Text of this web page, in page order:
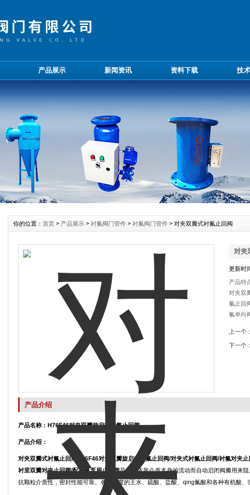
产品展示 新闻资讯 资料下载 技
你的位置： 首页 > 产品展示 > 衬氟阀门管件 > 衬氟阀门管件 > 对夹双瓣式衬氟止回阀
对夹
更新时
产品特
对夹双
氟止回
氟单向
良好的
腐蚀介
上一个：
下一个：
产品介绍
产品名称：H76F46对夹双瓣旋启式衬氟止回阀
产品介绍：
对夹双瓣式衬氟止回阀 H76F46对夹双瓣旋启式衬氟止回阀/对夹式衬氟止回阀/衬氟对夹止
衬里双瓣对夹止回阀/配衬氟泵用止回阀是一种依靠介质本身的流动而自动启闭阀瓣用来
抗颗粒介质性，密封性能可靠。各种浓度的王水、硫酸、盐酸、qing氟酸和各种有机酸、